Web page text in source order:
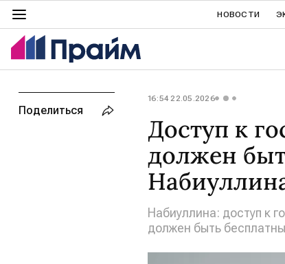
НОВОСТИ
16:54 22.05.2026
Доступ к
должен
Набиуллина: доступ к
должен быть
Поделиться